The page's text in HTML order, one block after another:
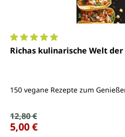
Durchschnittliche Bewertung
Richas kulinarische Welt
150 vegane Rezepte zum
Verkaufspreis:
Regulärer Preis:
12,80 €
5,00 €